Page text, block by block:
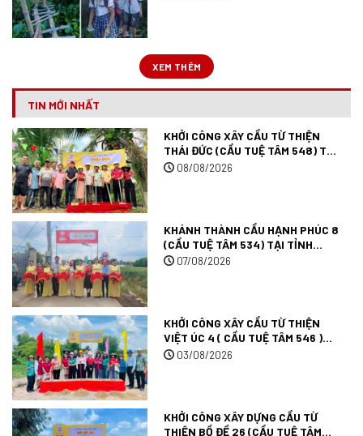
XEM THÊM
TIN MỚI NHẤT
KHỞI CÔNG XÂY CẦU TỪ THIỆN
THÁI ĐỨC (CẦU TUỆ TÂM 548) TẠI
ĐỒNG THÁP.
08/08/2026
KHÁNH THÀNH CẦU HẠNH PHÚC 8
(CẦU TUỆ TÂM 534) TẠI TỈNH
ĐỒNG THÁP.
07/08/2026
KHỞI CÔNG XÂY CẦU TỪ THIỆN
VIỆT ÚC 4 ( CẦU TUỆ TÂM 546 )
TẠI TÂY NINH.
03/08/2026
KHỞI CÔNG XÂY DỰNG CẦU TỪ
THIỆN BỒ ĐỀ 26 (CẦU TUỆ TÂM